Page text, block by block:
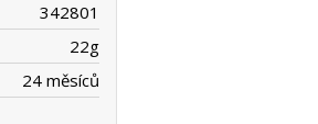
342801
22g
24 měsíců